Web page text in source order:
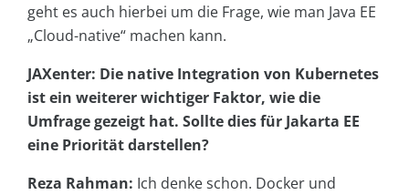
geht es auch hierbei um die Frage, wie man Java EE
„Cloud-native“ machen kann.
JAXenter: Die native Integration von Kubernetes
ist ein weiterer wichtiger Faktor, wie die
Umfrage gezeigt hat. Sollte dies für Jakarta EE
eine Priorität darstellen?
Reza Rahman: Ich denke schon. Docker und